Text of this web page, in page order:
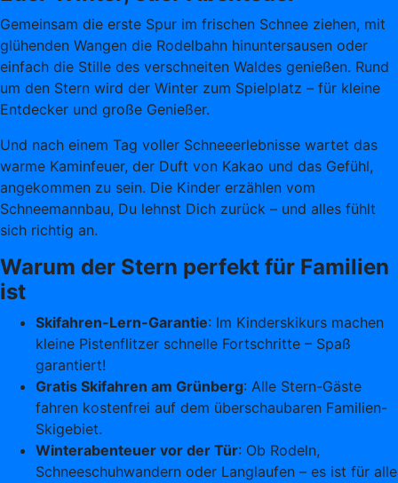
Gemeinsam die erste Spur im frischen Schnee ziehen, mit
glühenden Wangen die Rodelbahn hinuntersausen oder
einfach die Stille des verschneiten Waldes genießen. Rund
um den Stern wird der Winter zum Spielplatz – für kleine
Entdecker und große Genießer.
Und nach einem Tag voller Schneeerlebnisse wartet das
warme Kaminfeuer, der Duft von Kakao und das Gefühl,
angekommen zu sein. Die Kinder erzählen vom
Schneemannbau, Du lehnst Dich zurück – und alles fühlt
sich richtig an.
Warum der Stern perfekt für Familien
ist
Skifahren-Lern-Garantie: Im Kinderskikurs machen
kleine Pistenflitzer schnelle Fortschritte – Spaß
garantiert!
Gratis Skifahren am Grünberg: Alle Stern-Gäste
fahren kostenfrei auf dem überschaubaren Familien-
Skigebiet.
Winterabenteuer vor der Tür: Ob Rodeln,
Schneeschuhwandern oder Langlaufen – es ist für alle